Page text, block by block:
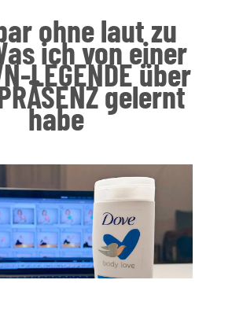
ohne laut zu
ich von einer
LEGENDE über
gelernt
habe